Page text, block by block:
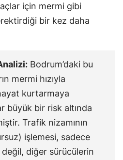
için mermi gibi
bir kez daha
Bodrum’daki bu
mermi hızıyla
kurtarmaya
büyük bir risk altında
Trafik nizamının
işlemesi, sadece
diğer sürücülerin